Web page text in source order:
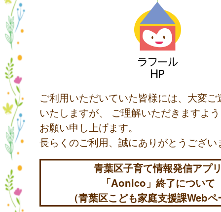
ご利用いただいていた皆様には、大変
いたしますが、 ご理解いただきますよ
お願い申し上げます。
長らくのご利用、誠にありがとうござい
青葉区子育て情報発信アプ
「Aonico」終了について
（青葉区こども家庭支援課Web